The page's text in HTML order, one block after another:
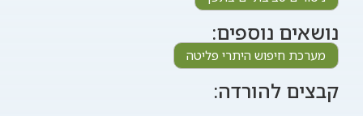
נושאים נוספים:
מערכת חיפוש היתרי פליטה
קבצים להורדה: